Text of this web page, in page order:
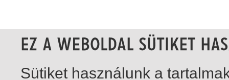
Sütiket használunk a